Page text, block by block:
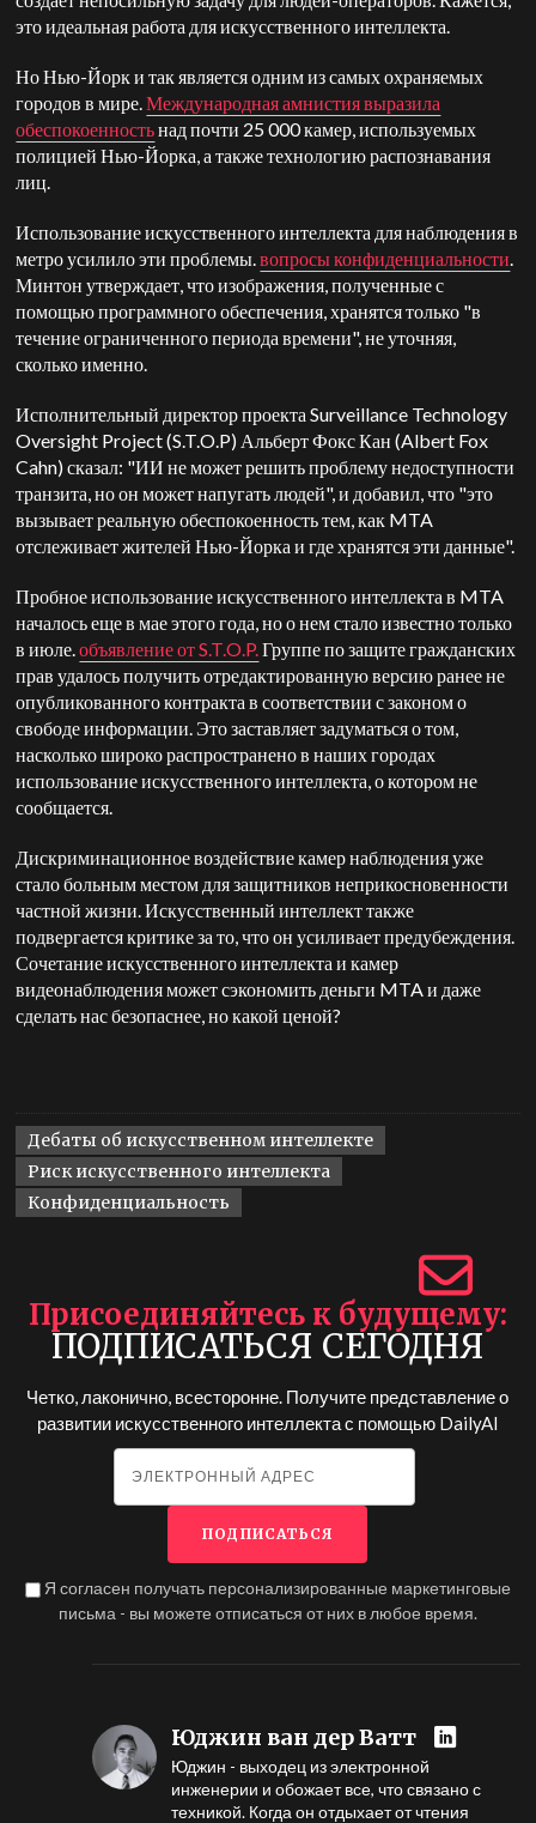
это идеальная работа для искусственного интеллекта.
Но Нью-Йорк и так является одним из самых охраняемых
городов в мире.Международная амнистия выразила
обеспокоенностьнад почти 25 000 камер, используемых
полицией Нью-Йорка, а также технологию распознавания
лиц.
Использование искусственного интеллекта для наблюдения в
метро усилило эти проблемы.вопросы конфиденциальности.
Минтон утверждает, что изображения, полученные с
помощью программного обеспечения, хранятся только "в
течение ограниченного периода времени", не уточняя,
сколько именно.
Исполнительный директор проекта Surveillance Technology
Oversight Project (S.T.O.P) Альберт Фокс Кан (Albert Fox
Cahn) сказал: "ИИ не может решить проблему недоступности
транзита, но он может напугать людей", и добавил, что "это
вызывает реальную обеспокоенность тем, как MTA
отслеживает жителей Нью-Йорка и где хранятся эти данные".
Пробное использование искусственного интеллекта в MTA
началось еще в мае этого года, но о нем стало известно только
в июле.объявление от S.T.O.P.Группе по защите гражданских
прав удалось получить отредактированную версию ранее не
опубликованного контракта в соответствии с законом о
свободе информации. Это заставляет задуматься о том,
насколько широко распространено в наших городах
использование искусственного интеллекта, о котором не
сообщается.
Дискриминационное воздействие камер наблюдения уже
стало больным местом для защитников неприкосновенности
частной жизни. Искусственный интеллект также
подвергается критике за то, что он усиливает предубеждения.
Сочетание искусственного интеллекта и камер
видеонаблюдения может сэкономить деньги MTA и даже
сделать нас безопаснее, но какой ценой?
Дебаты об искусственном интеллекте
Риск искусственного интеллекта
Конфиденциальность
Присоединяйтесь к будущему
ПОДПИСАТЬСЯ СЕГОДНЯ
Четко, лаконично, всесторонне. Получите представление о
развитии искусственного интеллекта с помощью DailyAI
Я согласен получать персонализированные маркетинговые
письма - вы можете отписаться от них в любое время.
Юджин ван дер Ватт
Юджин - выходец из электронной
инженерии и обожает все, что связано с
техникой. Когда он отдыхает от чтения